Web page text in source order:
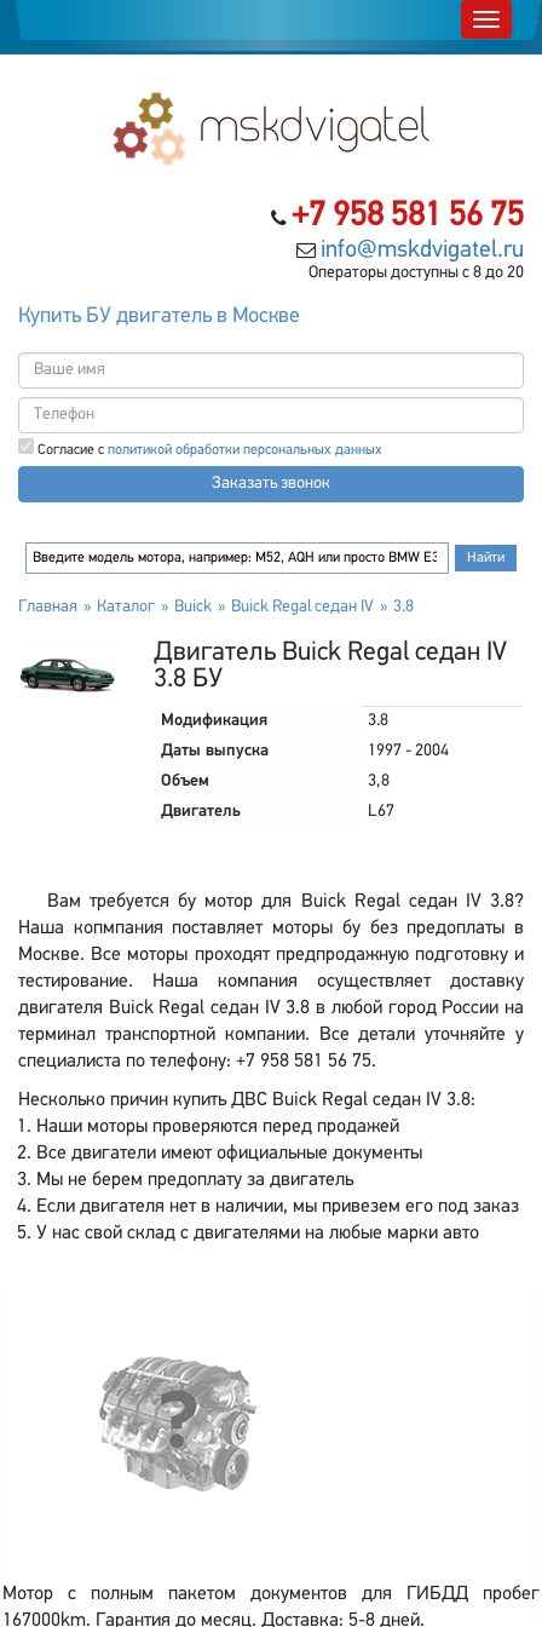
+7 958 581 56 75
info@mskdvigatel.ru
Операторы доступны с 8 до 20
Купить БУ двигатель в Москве
Согласие с политикой обработки персональных данных
Заказать звонок
Главная Каталог Buick Buick Regal седан IV 3.8
Двигатель Buick Regal седан IV
3.8 БУ
Модификация
3.8
Даты выпуска
1997 - 2004
Объем
3,8
Двигатель
L67
Вам требуется бу мотор для Buick Regal седан IV 3.8?
Наша копмпания поставляет моторы бу без предоплаты в
Москве. Все моторы проходят предпродажную подготовку и
тестирование. Наша компания осуществляет доставку
двигателя Buick Regal седан IV 3.8 в любой город России на
терминал транспортной компании. Все детали уточняйте у
специалиста по телефону: +7 958 581 56 75.
Несколько причин купить ДВС Buick Regal седан IV 3.8:
Наши моторы проверяются перед продажей
Все двигатели имеют официальные документы
Мы не берем предоплату за двигатель
Если двигателя нет в наличии, мы привезем его под заказ
У нас свой склад с двигателями на любые марки авто
Мотор с полным пакетом документов для ГИБДД пробег
167000km. Гарантия до месяц. Доставка: 5-8 дней.